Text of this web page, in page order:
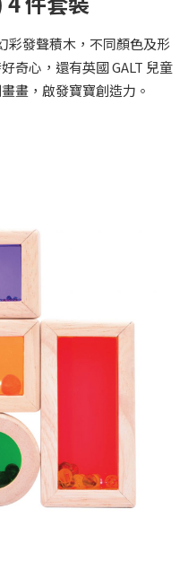
彩發聲積木，不同顏色及形
奇心，還有英國 GALT 兒童
畫，啟發寶寶創造力。